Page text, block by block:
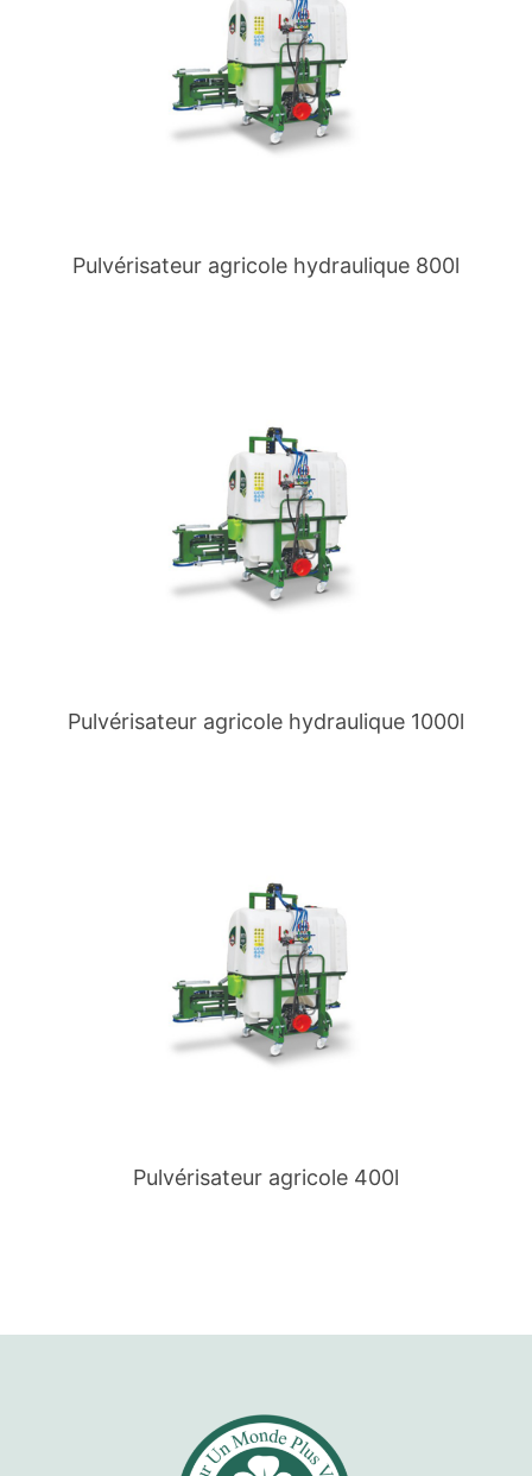
Pulvérisateur agricole hydraulique 800l
Pulvérisateur agricole hydraulique 1000l
Pulvérisateur agricole 400l